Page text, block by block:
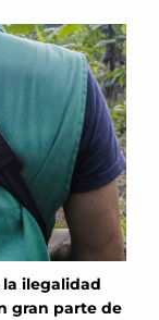
ilegalidad
gran parte de